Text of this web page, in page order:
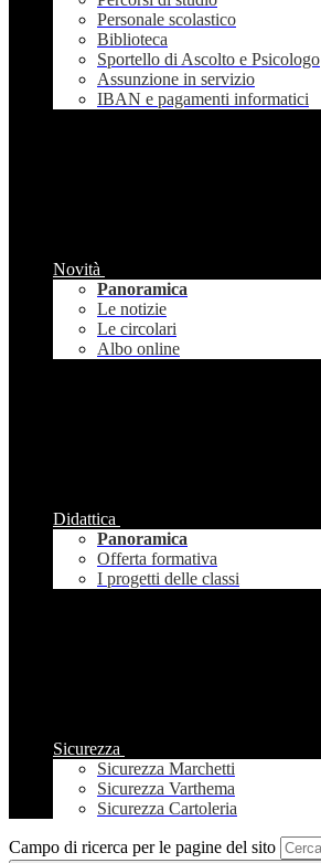
Personale scolastico
Biblioteca
Sportello di Ascolto e Psicologo
Assunzione in servizio
IBAN e pagamenti informatici
Novità
Panoramica
Le notizie
Le circolari
Albo online
Didattica
Panoramica
Offerta formativa
I progetti delle classi
Sicurezza
Sicurezza Marchetti
Sicurezza Varthema
Sicurezza Cartoleria
Campo di ricerca per le pagine del sito